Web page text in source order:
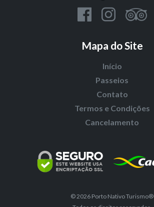
Mapa do Site
Início
Passeios
Contato
Termos e Condições
Cancelamento
© 2026 Porto Nativo Turismo®